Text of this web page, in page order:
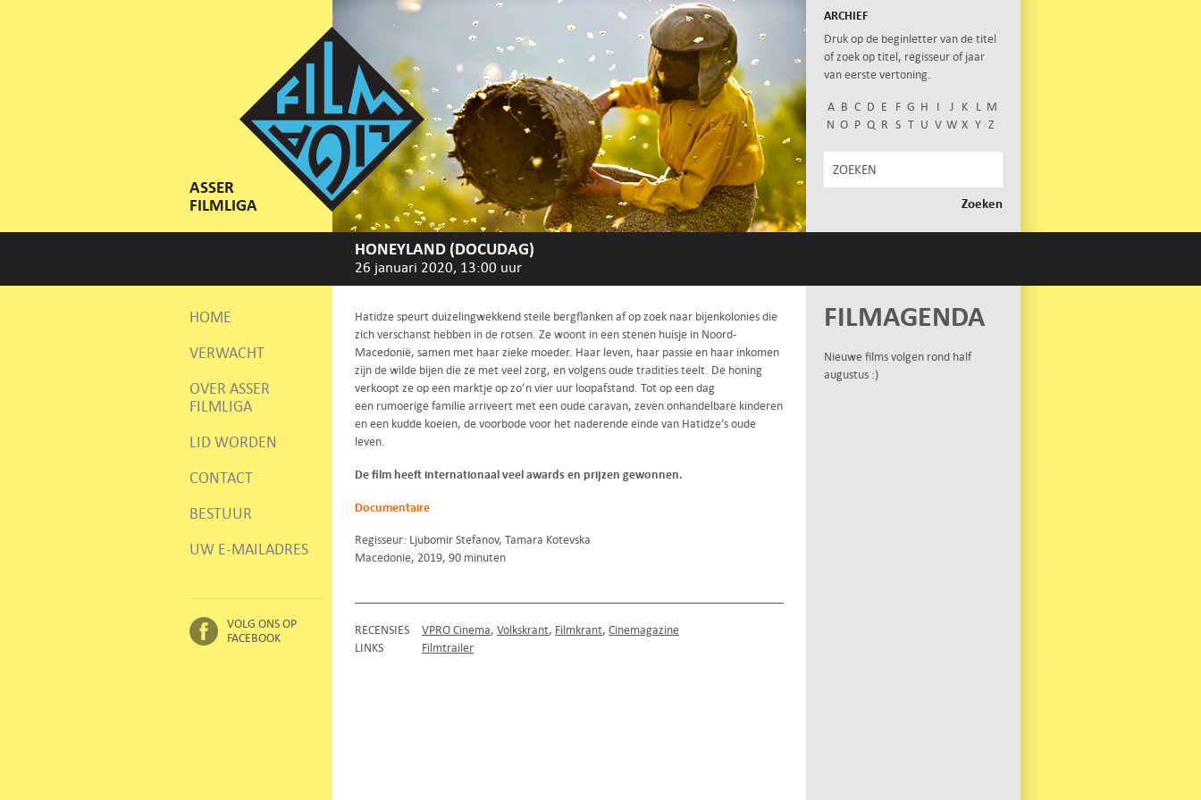
ASSER
FILMLIGA
ARCHIEF
Druk op de beginletter van de titel
of zoek op titel, regisseur of jaar
van eerste vertoning.
A B C D E F G H I J K L M
N O P Q R S T U V W X Y Z
HONEYLAND (DOCUDAG)
26 januari 2020, 13:00 uur
HOME
VERWACHT
OVER ASSER
FILMLIGA
LID WORDEN
CONTACT
BESTUUR
UW E-MAILADRES
VOLG ONS OP
FACEBOOK
Hatidze speurt duizelingwekkend steile bergflanken af op zoek naar bijenkolonies die
zich verschanst hebben in de rotsen. Ze woont in een stenen huisje in Noord-
Macedonië, samen met haar zieke moeder. Haar leven, haar passie en haar inkomen
zijn de wilde bijen die ze met veel zorg, en volgens oude tradities teelt. De honing
verkoopt ze op een marktje op zo’n vier uur loopafstand. Tot op een dag
een rumoerige familie arriveert met een oude caravan, zeven onhandelbare kinderen
en een kudde koeien, de voorbode voor het naderende einde van Hatidze’s oude
leven.
De film heeft internationaal veel awards en prijzen gewonnen.
Documentaire
Regisseur: Ljubomir Stefanov, Tamara Kotevska
Macedonie, 2019, 90 minuten
RECENSIES VPRO Cinema Volkskrant Filmkrant Cinemagazine
LINKS
Filmtrailer
FILMAGENDA
Nieuwe films volgen rond half
augustus :)